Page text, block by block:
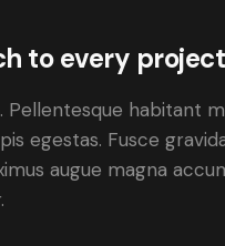
to every project
Pellentesque habitant
egestas. Fusce
augue magna